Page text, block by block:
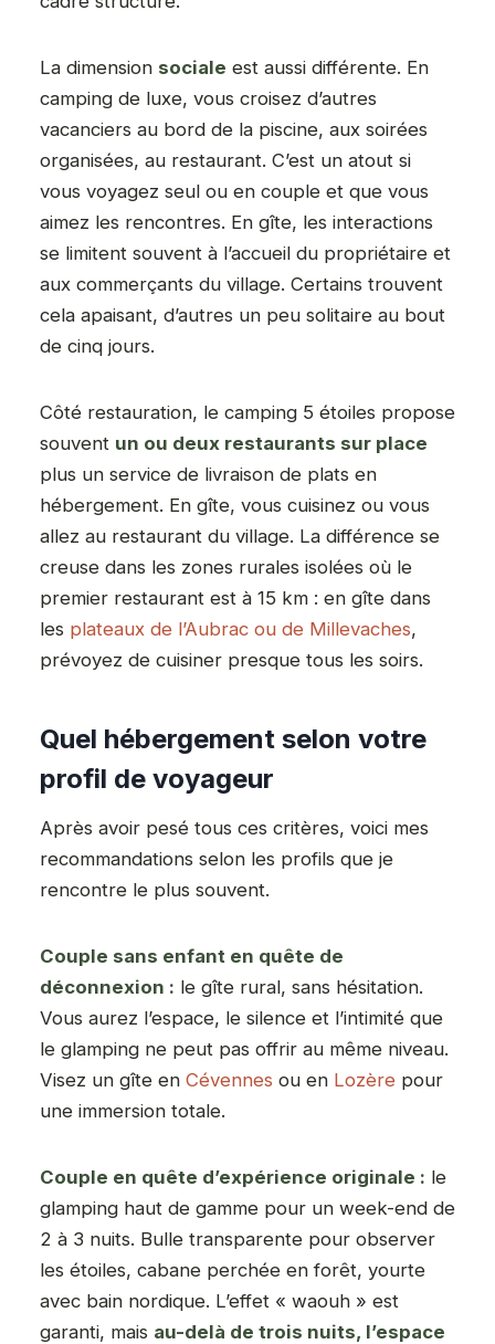
La dimension sociale est aussi différente. En
camping de luxe, vous croisez d’autres
vacanciers au bord de la piscine, aux soirées
organisées, au restaurant. C’est un atout si
vous voyagez seul ou en couple et que vous
aimez les rencontres. En gîte, les interactions
se limitent souvent à l’accueil du propriétaire et
aux commerçants du village. Certains trouvent
cela apaisant, d’autres un peu solitaire au bout
de cinq jours.
Côté restauration, le camping 5 étoiles propose
souvent un ou deux restaurants sur place
plus un service de livraison de plats en
hébergement. En gîte, vous cuisinez ou vous
allez au restaurant du village. La différence se
creuse dans les zones rurales isolées où le
premier restaurant est à 15 km : en gîte dans
les plateaux de l’Aubrac ou de Millevaches,
prévoyez de cuisiner presque tous les soirs.
Quel hébergement selon votre
profil de voyageur
Après avoir pesé tous ces critères, voici mes
recommandations selon les profils que je
rencontre le plus souvent.
Couple sans enfant en quête de
déconnexion : le gîte rural, sans hésitation.
Vous aurez l’espace, le silence et l’intimité que
le glamping ne peut pas offrir au même niveau.
Visez un gîte en Cévennes ou en Lozère pour
une immersion totale.
Couple en quête d’expérience originale : le
glamping haut de gamme pour un week-end de
2 à 3 nuits. Bulle transparente pour observer
les étoiles, cabane perchée en forêt, yourte
avec bain nordique. L’effet « waouh » est
garanti, mais au-delà de trois nuits, l’espace